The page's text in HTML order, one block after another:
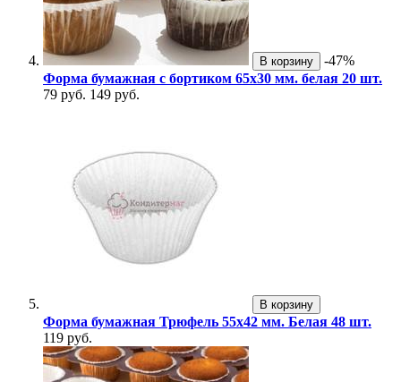
В корзину
-47%
Форма бумажная с бортиком 65х30 мм. белая 20 шт.
79 руб. 149 руб.
В корзину
Форма бумажная Трюфель 55х42 мм. Белая 48 шт.
119 руб.